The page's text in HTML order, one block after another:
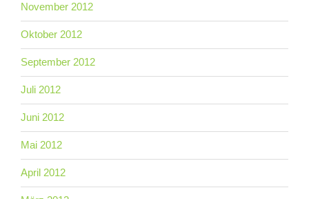
November 2012
Oktober 2012
September 2012
Juli 2012
Juni 2012
Mai 2012
April 2012